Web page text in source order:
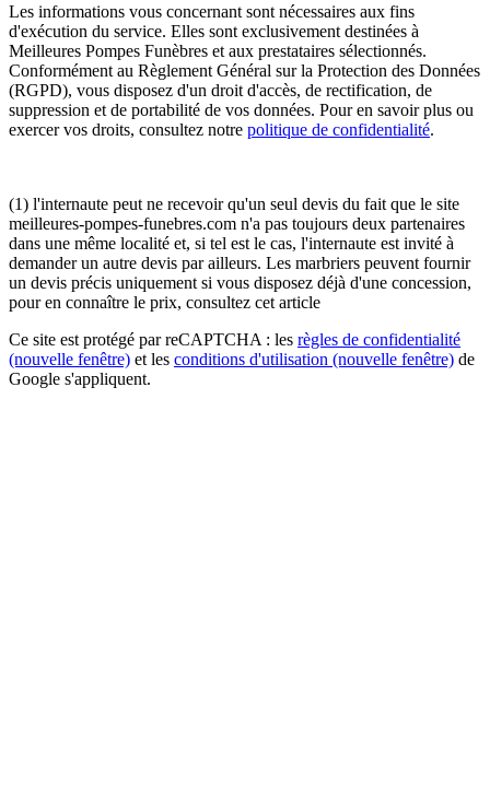
Les informations vous concernant sont nécessaires aux fins
d'exécution du service. Elles sont exclusivement destinées à
Meilleures Pompes Funèbres et aux prestataires sélectionnés.
Conformément au Règlement Général sur la Protection des Données
(RGPD), vous disposez d'un droit d'accès, de rectification, de
suppression et de portabilité de vos données. Pour en savoir plus ou
exercer vos droits, consultez notre politique de confidentialité.
(1) l'internaute peut ne recevoir qu'un seul devis du fait que le site
meilleures-pompes-funebres.com n'a pas toujours deux partenaires
dans une même localité et, si tel est le cas, l'internaute est invité à
demander un autre devis par ailleurs. Les marbriers peuvent fournir
un devis précis uniquement si vous disposez déjà d'une concession,
pour en connaître le prix, consultez cet article
Ce site est protégé par reCAPTCHA : les règles de confidentialité
(nouvelle fenêtre) et les conditions d'utilisation (nouvelle fenêtre) de
Google s'appliquent.